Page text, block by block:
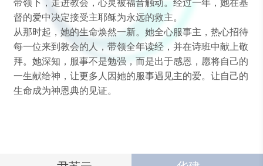
带领下，走进教会，心灵被福音触动。经过一年，她在基
督的爱中决定接受主耶稣为永远的救主。
从那时起，她的生命焕然一新。她全心服事主，热心招待
每一位来到教会的人，带领全年读经，并在诗班中献上敬
拜。她深知，服事不是勉强，而是出于感恩，愿将自己的
一生献给神，让更多人因她的服事遇见主的爱。让自己的
生命成为神恩典的见证。